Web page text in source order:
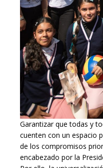
Garantizar que todas y
cuenten con un espacio
de los compromisos
encabezado por la